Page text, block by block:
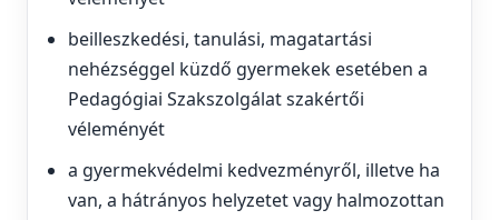
beilleszkedési, tanulási, magatartási
nehézséggel küzdő gyermekek esetében a
Pedagógiai Szakszolgálat szakértői
véleményét
a gyermekvédelmi kedvezményről, illetve ha
van, a hátrányos helyzetet vagy halmozottan